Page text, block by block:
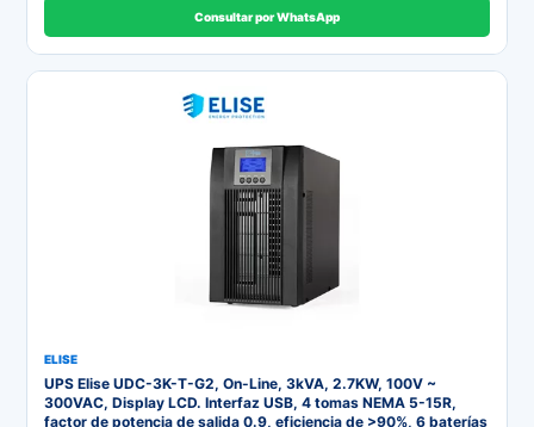
Consultar por WhatsApp
ELISE
UPS Elise UDC-3K-T-G2, On-Line, 3kVA, 2.7KW, 100V ~
300VAC, Display LCD. Interfaz USB, 4 tomas NEMA 5-15R,
factor de potencia de salida 0.9, eficiencia de >90%, 6 baterías